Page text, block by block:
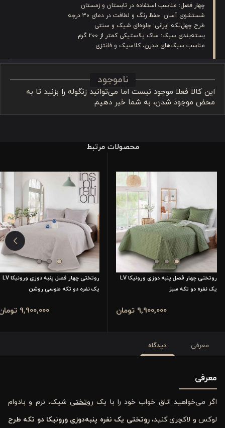
چهار فصل: مناسب استفاده در تابستان و زمستان
شستشوی آسان: حفظ رنگ و لطافت در دمای ۳۰ درجه
طرح چهل‌تکه ایرانی: جلوه‌ای شیک و سنتی
بسته‌بندی سبک: ساک پلاستیکی کمتر از ۲۰۰ گرم
مناسب سبک‌های مدرن، کلاسیک و فانتزی
ناموجود
این کالا فعلا موجود نیست اما می‌توانید زنگوله را بزنید تا به
محض موجود شدن، به شما خبر دهیم
محصولات مرتبط
روتختی چهار فصل پنبه دوزی ورونیکا LV
یک نفره دو تکه سبز
9٬900٬000 تومان
روتختی چهار فصل پنبه دوزی ورونیکا LV
یک نفره دو تکه طوسی روشن
9٬900٬000 تومان
معرفی دیدگاه
معرفی
اگر می‌خواهید اتاق خواب خود را با یک روتختی شیک، نرم و بادوام
لوکس و لاکچری کنید،روتختی یک نفره پنبه‌دوزی ورونیکا دو تکه طرح